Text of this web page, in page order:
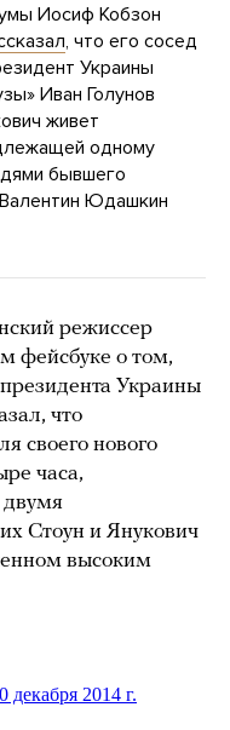
Иосиф Кобзон
, что его сосед
Украины
Иван Голунов
живет
одному
бывшего
Юдашкин
режиссер
фейсбуке о том,
Украины
что
своего нового
часа,
двумя
Стоун и Янукович
высоким